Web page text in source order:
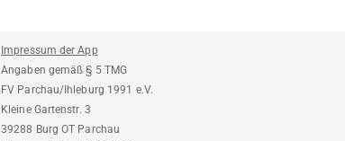
Impressum der App
Angaben gemäß § 5 TMG
FV Parchau/Ihleburg 1991 e.V.
Kleine Gartenstr. 3
39288 Burg OT Parchau